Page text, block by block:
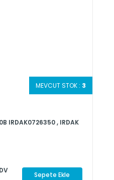
MEVCUT STOK : 3
IRDAK0726350 , IRDAK
Sepete Ekle